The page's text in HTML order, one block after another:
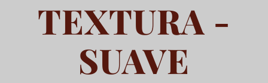
TEXTURA -
SUAVE